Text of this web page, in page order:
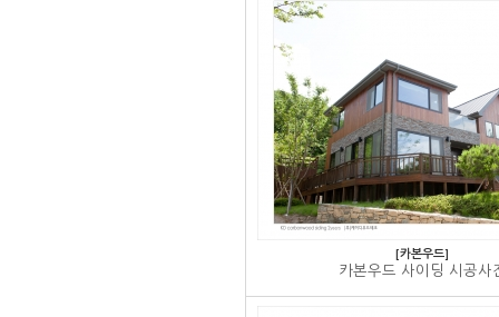
[카본우드]
카본우드 사이딩 시공사